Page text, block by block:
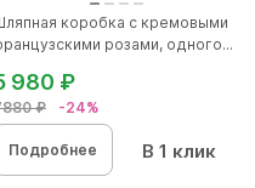
коробка с кремовыми
розами, одного...
₽ -24%
980 ₽
Подробнее В 1 клик